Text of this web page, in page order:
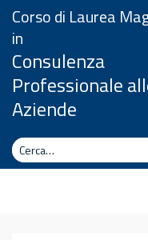
Vai al contenuto
Corso di Laurea
in
Consulenza
Professionale
Aziende
Cerca